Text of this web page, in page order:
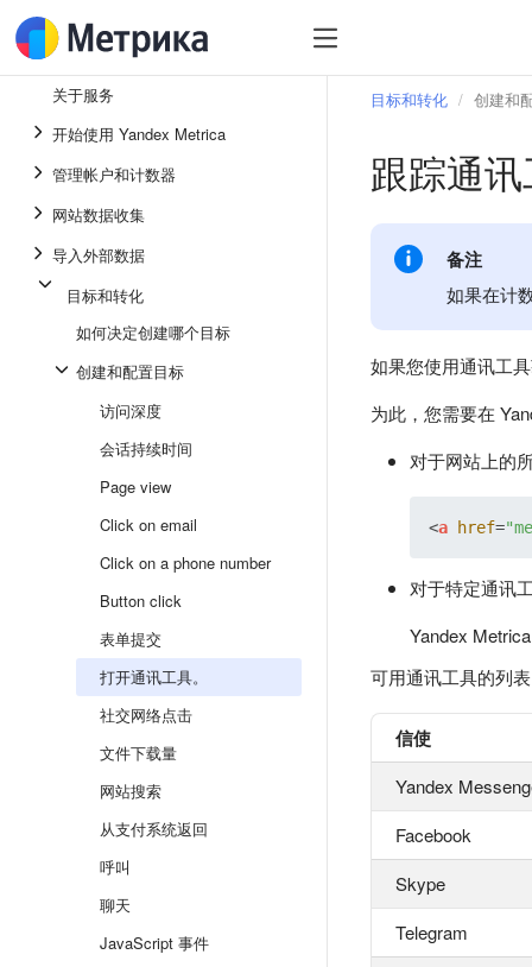
关于服务
开始使用 Yandex Metrica
管理帐户和计数器
网站数据收集
导入外部数据
目标和转化
如何决定创建哪个目标
创建和配置目标
访问深度
会话持续时间
Page view
Click on email
Click on a phone number
Button click
表单提交
打开通讯工具。
社交网络点击
文件下载量
网站搜索
从支付系统返回
呼叫
聊天
JavaScript 事件
目标和转化 创建和
跟踪通
备注
如果在计
如果您使用通讯工
为此，您需要在
对于网站上的
<a href=
对于特定通讯
Yandex
可用通讯工具的列
信使
Yandex
Facebook
Skype
Telegram